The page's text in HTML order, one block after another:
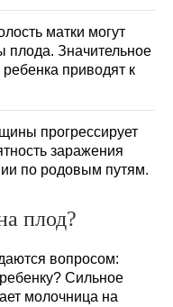
матки могут
Значительное
приводят к
прогрессирует
заражения
по родовым путям.
плод?
вопросом:
Сильное
молочница на